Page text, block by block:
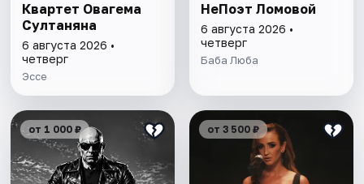
Квартет Овагема
Султаняна
6 августа 2026 •
четверг
Эссе
НеПоэт Ломовой
6 августа 2026 •
четверг
Баба Люба
от 1 000 ₽ от 3 500 ₽